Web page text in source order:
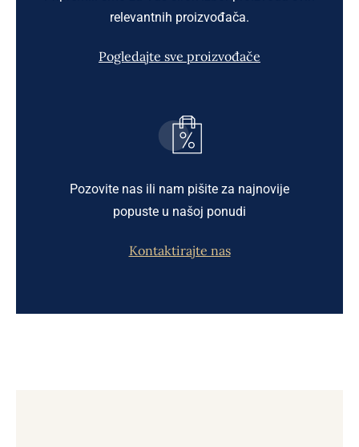
relevantnih proizvođača.
Pogledajte sve proizvođače
Pozovite nas ili nam pišite za najnovije
popuste u našoj ponudi
Kontaktirajte nas